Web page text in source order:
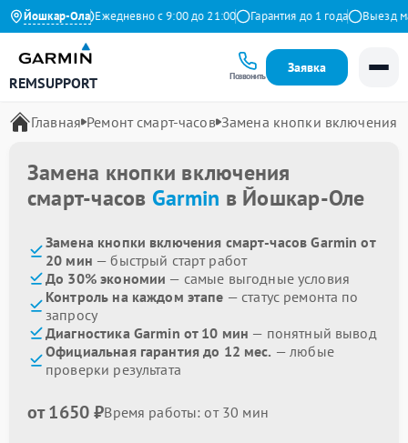
Йошкар-Ола
на Яндекс Ежедневно с 9:00 до 21:00 Гарантия до 1 года Выезд
REMSUPPORT Позвонить
Заявка
Главная Ремонт смарт-часов Замена кнопки включения
Замена кнопки включения
смарт-часов Garmin в Йошкар-Оле
Замена кнопки включения смарт-часов Garmin от
20 мин — быстрый старт работ
До 30% экономии — самые выгодные условия
Контроль на каждом этапе — статус ремонта по
запросу
Диагностика Garmin от 10 мин — понятный вывод
Официальная гарантия до 12 мес. — любые
проверки результата
от 1650 ₽Время работы: от 30 мин